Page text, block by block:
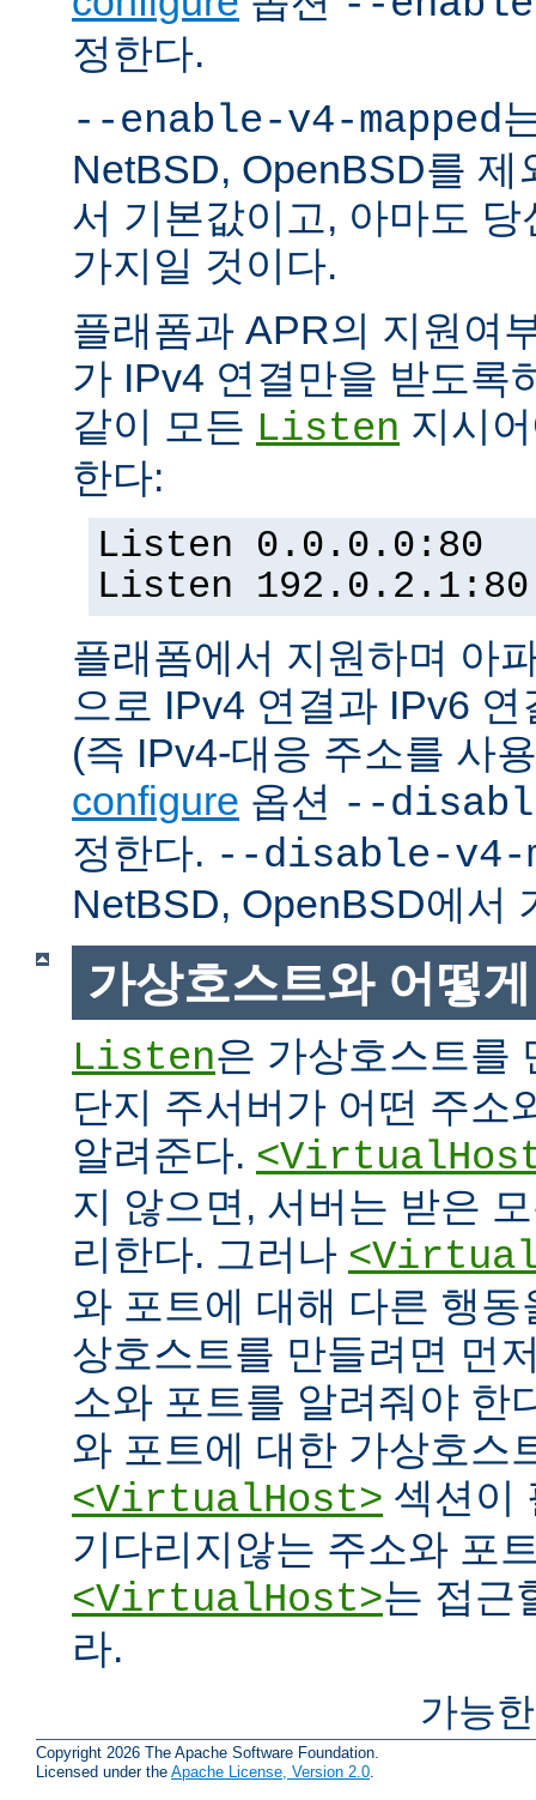
정한다.
--enable-v4-mapped
NetBSD, OpenBSD를 제
서 기본값이고, 아마도
가지일 것이다.
플래폼과 APR의 지원여
가 IPv4 연결만을 받도록
같이 모든 Listen 지시
한다:
Listen 0.0.0.0:80
Listen 192.0.2.1:80
플래폼에서 지원하며 아
으로 IPv4 연결과 IPv6
(즉 IPv4-대응 주소를 사
configure 옵션 --
정한다. --disable-v4-
NetBSD, OpenBSD에서
가상호스트와 어떻
Listen은 가상호스트를
단지 주서버가 어떤 주소
알려준다.
지 않으면, 서버는 받은
리한다. 그러나
와 포트에 대해 다른 행
상호스트를 만들려면 먼
소와 포트를 알려줘야 한
와 포트에 대한 가상호스
<VirtualHost> 섹션이
기다리지않는 주소와 포
<VirtualHost>는 접근
라.
가능
Copyright 2026 The Apache Software Foundation.
Licensed under the Apache License, Version 2.0